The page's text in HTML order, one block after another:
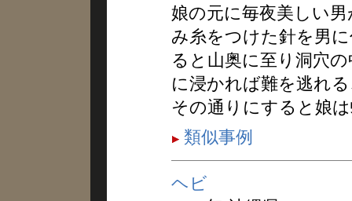
娘の元に毎夜美しい
み糸をつけた針を男
ると山奥に至り洞穴
に浸かれば難を逃れ
その通りにすると娘
類似事例
ヘビ